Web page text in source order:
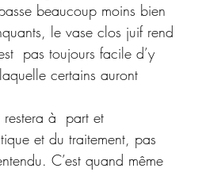
beaucoup moins bien
le vase clos juif rend
pas toujours facile d’y
certains auront
à  part et
et du traitement, pas
C’est quand même